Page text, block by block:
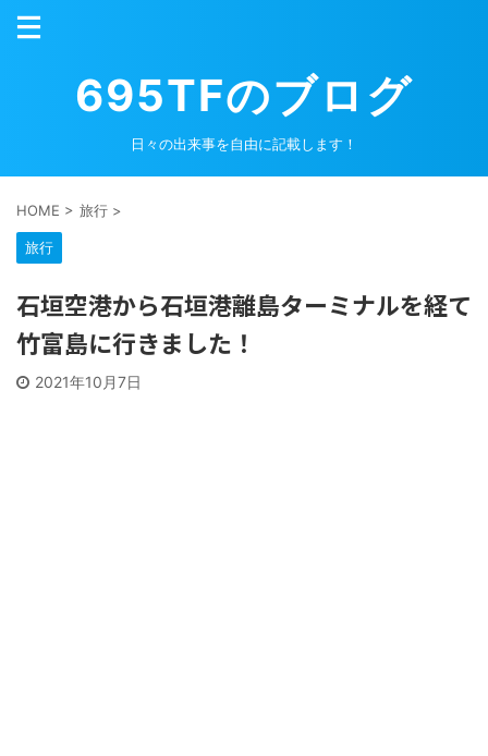
695TFのブログ
日々の出来事を自由に記載します！
HOME > 旅行 >
旅行
石垣空港から石垣港離島ターミナルを経て
竹富島に行きました！
2021年10月7日